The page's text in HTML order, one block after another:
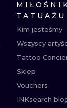
TATUAŻU
Kim jesteśmy
Wszyscy
Tattoo
Sklep
Vouchers
INKsearch